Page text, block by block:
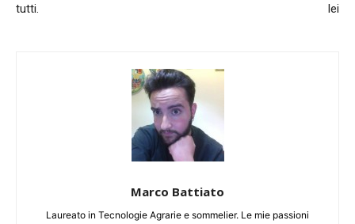
tutti.
lei
Marco Battiato
Laureato in Tecnologie Agrarie e sommelier. Le mie passioni